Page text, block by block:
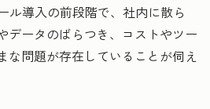
ル導入の前段階で、社内に散ら
データのばらつき、コストやツー
な問題が存在していることが伺え